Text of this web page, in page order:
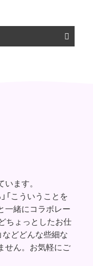
ます。
「こういうことを
一緒にコラボレー
ちょっとしたお仕
などどんな些細な
せん。お気軽にご